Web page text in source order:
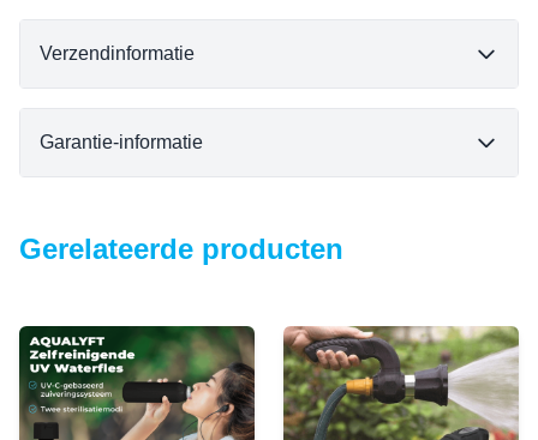
Verzendinformatie
Garantie-informatie
Gerelateerde producten